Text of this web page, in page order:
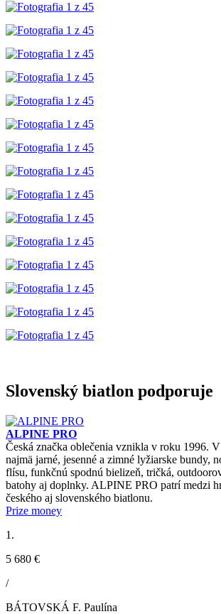
Slovenský biatlon podporuje
ALPINE PRO
Česká značka oblečenia vznikla v roku 1996.
najmä jarné, jesenné a zimné lyžiarske bundy,
flísu, funkčnú spodnú bielizeň, tričká,
batohy aj doplnky. ALPINE PRO patrí medzi
českého aj slovenského biatlonu.
Prize money
1.
5 680 €
/
BÁTOVSKÁ F. Paulína